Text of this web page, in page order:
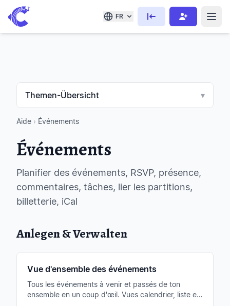
FR
Themen-Übersicht ▾
Aide › Événements
Événements
Planifier des événements, RSVP, présence,
commentaires, tâches, lier les partitions,
billetterie, iCal
Anlegen & Verwalten
Vue d'ensemble des événements
Tous les événements à venir et passés de ton
ensemble en un coup d'œil. Vues calendrier, liste et